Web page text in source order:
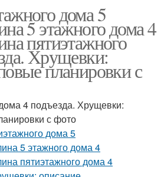
дома 5
5 этажного дома 4
пятиэтажного
Хрущевки:
планировки с
4 подъезда. Хрущевки:
с фото